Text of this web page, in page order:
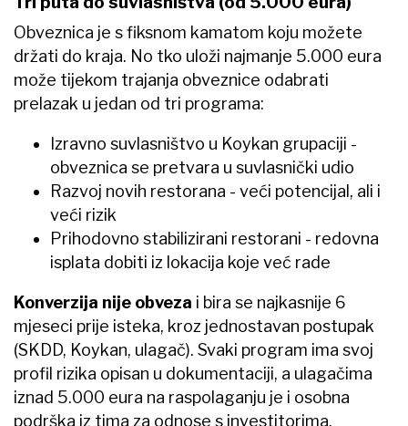
Obveznica je s fiksnom kamatom koju možete
držati do kraja. No tko uloži najmanje 5.000 eura
može tijekom trajanja obveznice odabrati
prelazak u jedan od tri programa:
Izravno suvlasništvo u Koykan grupaciji -
obveznica se pretvara u suvlasnički udio
Razvoj novih restorana - veći potencijal, ali i
veći rizik
Prihodovno stabilizirani restorani - redovna
isplata dobiti iz lokacija koje već rade
Konverzija nije obveza i bira se najkasnije 6
mjeseci prije isteka, kroz jednostavan postupak
(SKDD, Koykan, ulagač). Svaki program ima svoj
profil rizika opisan u dokumentaciji, a ulagačima
iznad 5.000 eura na raspolaganju je i osobna
podrška iz tima za odnose s investitorima.